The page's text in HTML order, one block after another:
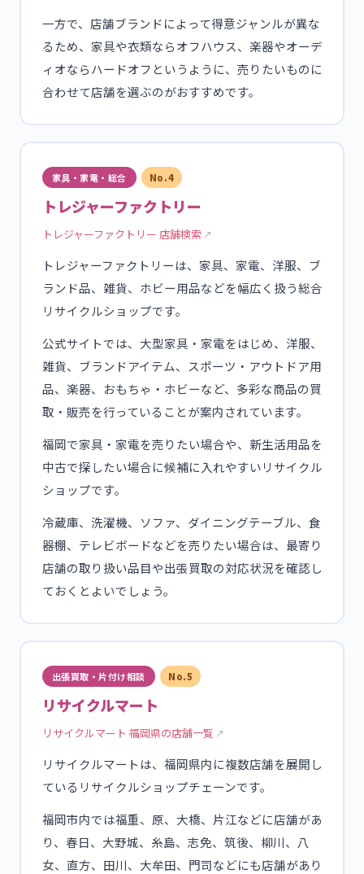
一方で、店舗ブランドによって得意ジャンルが異な
るため、家具や衣類ならオフハウス、楽器やオーデ
ィオならハードオフというように、売りたいものに
合わせて店舗を選ぶのがおすすめです。
家具・家電・総合 No.4
トレジャーファクトリー
トレジャーファクトリー 店舗検索
トレジャーファクトリーは、家具、家電、洋服、ブ
ランド品、雑貨、ホビー用品などを幅広く扱う総合
リサイクルショップです。
公式サイトでは、大型家具・家電をはじめ、洋服、
雑貨、ブランドアイテム、スポーツ・アウトドア用
品、楽器、おもちゃ・ホビーなど、多彩な商品の買
取・販売を行っていることが案内されています。
福岡で家具・家電を売りたい場合や、新生活用品を
中古で探したい場合に候補に入れやすいリサイクル
ショップです。
冷蔵庫、洗濯機、ソファ、ダイニングテーブル、食
器棚、テレビボードなどを売りたい場合は、最寄り
店舗の取り扱い品目や出張買取の対応状況を確認し
ておくとよいでしょう。
出張買取・片付け相談 No.5
リサイクルマート
リサイクルマート 福岡県の店舗一覧
リサイクルマートは、福岡県内に複数店舗を展開し
ているリサイクルショップチェーンです。
福岡市内では福重、原、大橋、片江などに店舗があ
り、春日、大野城、糸島、志免、筑後、柳川、八
女、直方、田川、大牟田、門司などにも店舗があり